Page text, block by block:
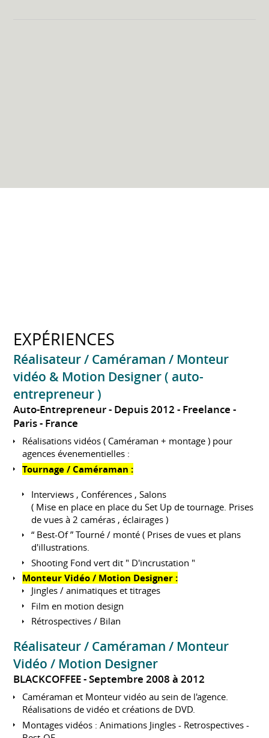
EXPÉRIENCES
Réalisateur / Caméraman / Monteur
vidéo & Motion Designer ( auto-
entrepreneur )
Auto-Entrepreneur Depuis 2012 Freelance
Paris
France
Réalisations vidéos ( Caméraman + montage ) pour
agences évenementielles :
Tournage / Caméraman :
Interviews , Conférences , Salons
( Mise en place en place du Set Up de tournage. Prises
de vues à 2 caméras , éclairages )
“ Best-Of ” Tourné / monté ( Prises de vues et plans
d'illustrations.
Shooting Fond vert dit " D'incrustation "
Monteur Vidéo / Motion Designer :
Jingles / animatiques et titrages
Film en motion design
Rétrospectives / Bilan
Réalisateur / Caméraman / Monteur
Vidéo / Motion Designer
BLACKCOFFEE Septembre 2008 à 2012
Caméraman et Monteur vidéo au sein de l'agence.
Réalisations de vidéo et créations de DVD.
Montages vidéos : Animations Jingles - Retrospectives -